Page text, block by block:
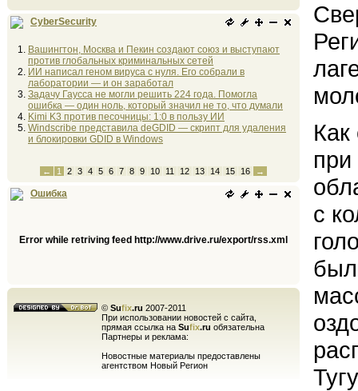
CyberSecurity
Вашингтон, Москва и Пекин создают союз и выступают
против глобальных криминальных сетей
ИИ написал геном вируса с нуля. Его собрали в
лаборатории — и он заработал
Задачу Гаусса не могли решить 224 года. Помогла
ошибка — один ноль, который значил не то, что думали
Kimi K3 против песочницы: 1:0 в пользу ИИ
Windscribe представила deGDID — скрипт для удаления
и блокировки GDID в Windows
← 1 2 3 4 5 6 7 8 9 10 11 12 13 14 15 16 →
Ошибка
Error while retriving feed http://www.drive.ru/export/rss.xml
© Sufix.ru 2007-2011
При использовании новостей с сайта,
прямая ссылка на Sufix.ru обязательна
Партнеры и реклама:
Новостные материалы предоставлены
агентством Новый Регион
с